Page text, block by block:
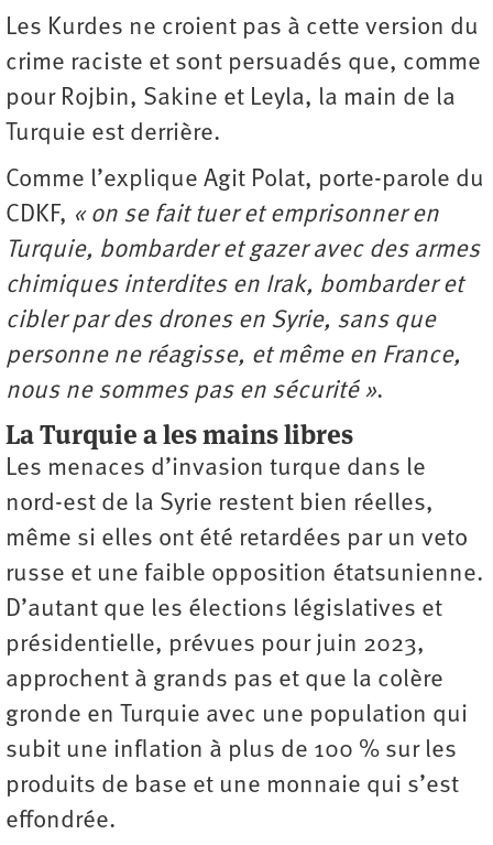
Les Kurdes ne croient pas à cette version du
crime raciste et sont persuadés que, comme
pour Rojbin, Sakine et Leyla, la main de la
Turquie est derrière.
Comme l’explique Agit Polat, porte-parole du
CDKF, « on se fait tuer et emprisonner en
Turquie, bombarder et gazer avec des armes
chimiques interdites en Irak, bombarder et
cibler par des drones en Syrie, sans que
personne ne réagisse, et même en France,
nous ne sommes pas en sécurité ».
La Turquie a les mains libres
Les menaces d’invasion turque dans le
nord-est de la Syrie restent bien réelles,
même si elles ont été retardées par un veto
russe et une faible opposition étatsunienne.
D’autant que les élections législatives et
présidentielle, prévues pour juin 2023,
approchent à grands pas et que la colère
gronde en Turquie avec une population qui
subit une inflation à plus de 100 % sur les
produits de base et une monnaie qui s’est
effondrée.